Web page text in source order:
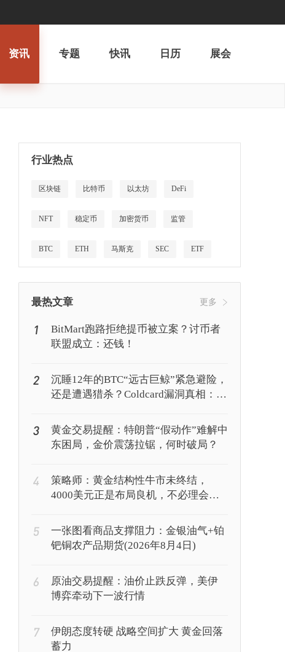
资讯 专题 快讯 日历 展会
行业热点
区块链 比特币 以太坊 DeFi
NFT 稳定币 加密货币 监管
BTC ETH 马斯克 SEC ETF
最热文章 更多
1
BitMart跑路拒绝提币被立案？讨币者
联盟成立：还钱！
2
沉睡12年的BTC“远古巨鲸”紧急避险，
还是遭遇猎杀？Coldcard漏洞真相：你
3
黄金交易提醒：特朗普“假动作”难解中
东困局，金价震荡拉锯，何时破局？
4
策略师：黄金结构性牛市未终结，
4000美元正是布局良机，不必理会美
5
一张图看商品支撑阻力：金银油气+铂
钯铜农产品期货(2026年8月4日)
6
原油交易提醒：油价止跌反弹，美伊
博弈牵动下一波行情
7
伊朗态度转硬 战略空间扩大 黄金回落
蓄力